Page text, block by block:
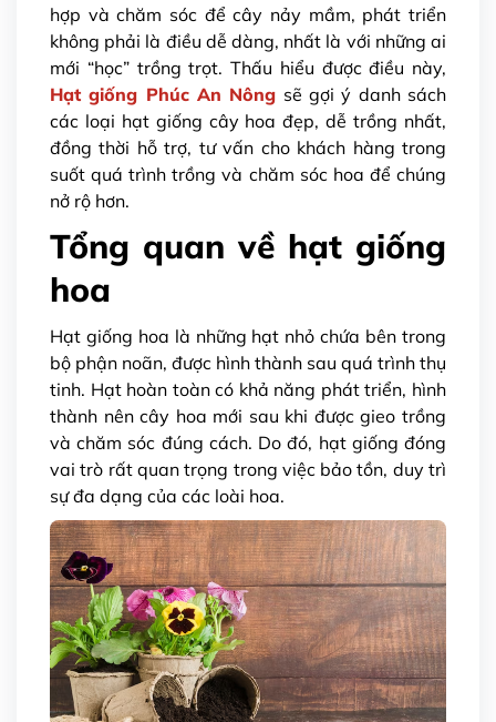
hợp và chăm sóc để cây nảy mầm, phát triển
không phải là điều dễ dàng, nhất là với những ai
mới “học” trồng trọt. Thấu hiểu được điều này,
Hạt giống Phúc An Nông sẽ gợi ý danh sách
các loại hạt giống cây hoa đẹp, dễ trồng nhất,
đồng thời hỗ trợ, tư vấn cho khách hàng trong
suốt quá trình trồng và chăm sóc hoa để chúng
nở rộ hơn.
Tổng quan về hạt giống
hoa
Hạt giống hoa là những hạt nhỏ chứa bên trong
bộ phận noãn, được hình thành sau quá trình thụ
tinh. Hạt hoàn toàn có khả năng phát triển, hình
thành nên cây hoa mới sau khi được gieo trồng
và chăm sóc đúng cách. Do đó, hạt giống đóng
vai trò rất quan trọng trong việc bảo tồn, duy trì
sự đa dạng của các loài hoa.